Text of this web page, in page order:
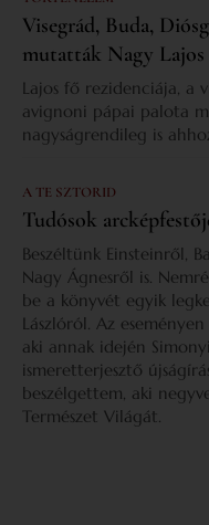
Visegrád, Buda,
mutatták Nagy
Lajos fő rezidenciája, a
avignoni pápai palota
nagyságrendileg is
A TE SZTORID
Tudósok
Beszéltünk Einsteinről,
Nagy Ágnesről is.
be a könyvét egyik
Lászlóról. Az
aki annak idején
ismeretterjesztő
beszélgettem, aki
Természet Világát.